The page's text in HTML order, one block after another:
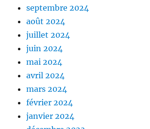
septembre 2024
août 2024
juillet 2024
juin 2024
mai 2024
avril 2024
mars 2024
février 2024
janvier 2024